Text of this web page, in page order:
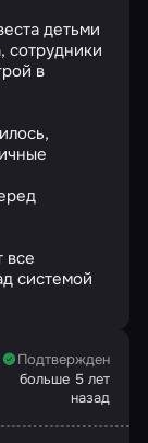
детьми
сотрудники
в
все
системой
Подтвержден
больше 5 лет
назад